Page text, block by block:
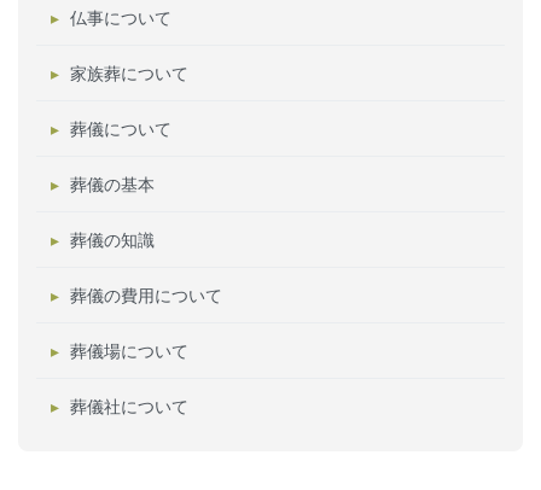
仏事について
家族葬について
葬儀について
葬儀の基本
葬儀の知識
葬儀の費用について
葬儀場について
葬儀社について